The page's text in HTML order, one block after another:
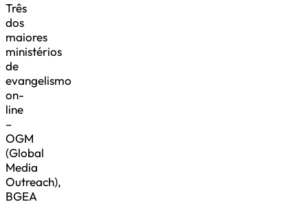
Três
dos
maiores
ministérios
de
evangelismo
on-
line
–
OGM
(Global
Media
Outreach),
BGEA